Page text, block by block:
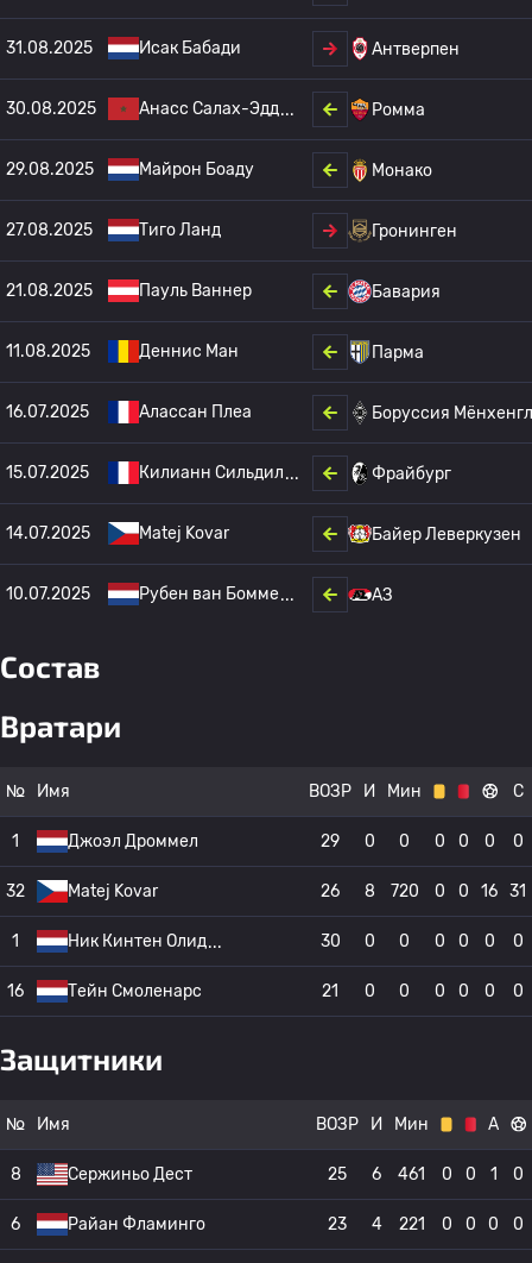
31.08.2025 Исак Бабади Антверпен
30.08.2025 Анасс Салах-Эдд Ромма
29.08.2025 Майрон Боаду Монако
27.08.2025 Тиго Ланд Гронинген
21.08.2025 Пауль Ваннер Бавария
11.08.2025 Деннис Ман Парма
16.07.2025 Алассан Плеа Боруссия
15.07.2025 Килианн Сильдил Фрайбург
14.07.2025 Matej Kovar Байер Леверкузен
10.07.2025 Рубен ван Бомме АЗ
Состав
Вратари
№ Имя ВОЗР И Мин С
1 Джоэл Дроммел 29 0 0 0 0 0 0
32 Matej Kovar 26 8 720 0 0 16 31
1 Ник Кинтен Олид 30 0 0 0 0 0 0
16 Тейн Смоленарс 21 0 0 0 0 0 0
Защитники
№ Имя ВОЗР И Мин А
8 Сержиньо Дест 25 6 461 0 0 1 0
6 Райан Фламинго 23 4 221 0 0 0 0